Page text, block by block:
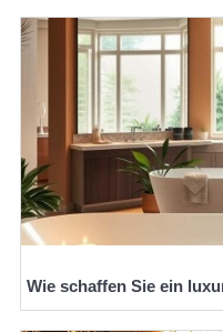
Wie schaffen Sie ein